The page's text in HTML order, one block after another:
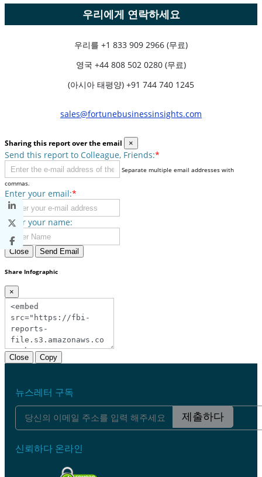
우리에게 연락하세요
우리를 +1 833 909 2966 (무료)
영국 +44 808 502 0280 (무료)
(아시아 태평양) +91 744 740 1245
sales@fortunebusinessinsights.com
Sharing this report over the email ×
Send this report to Colleague, Friends:*
Separate multiple email addresses with
commas.
Enter your email:*
Enter your name:
Close Send Email
Share Infographic
×
Close Copy
뉴스레터 구독
제출하다
신뢰하다 온라인